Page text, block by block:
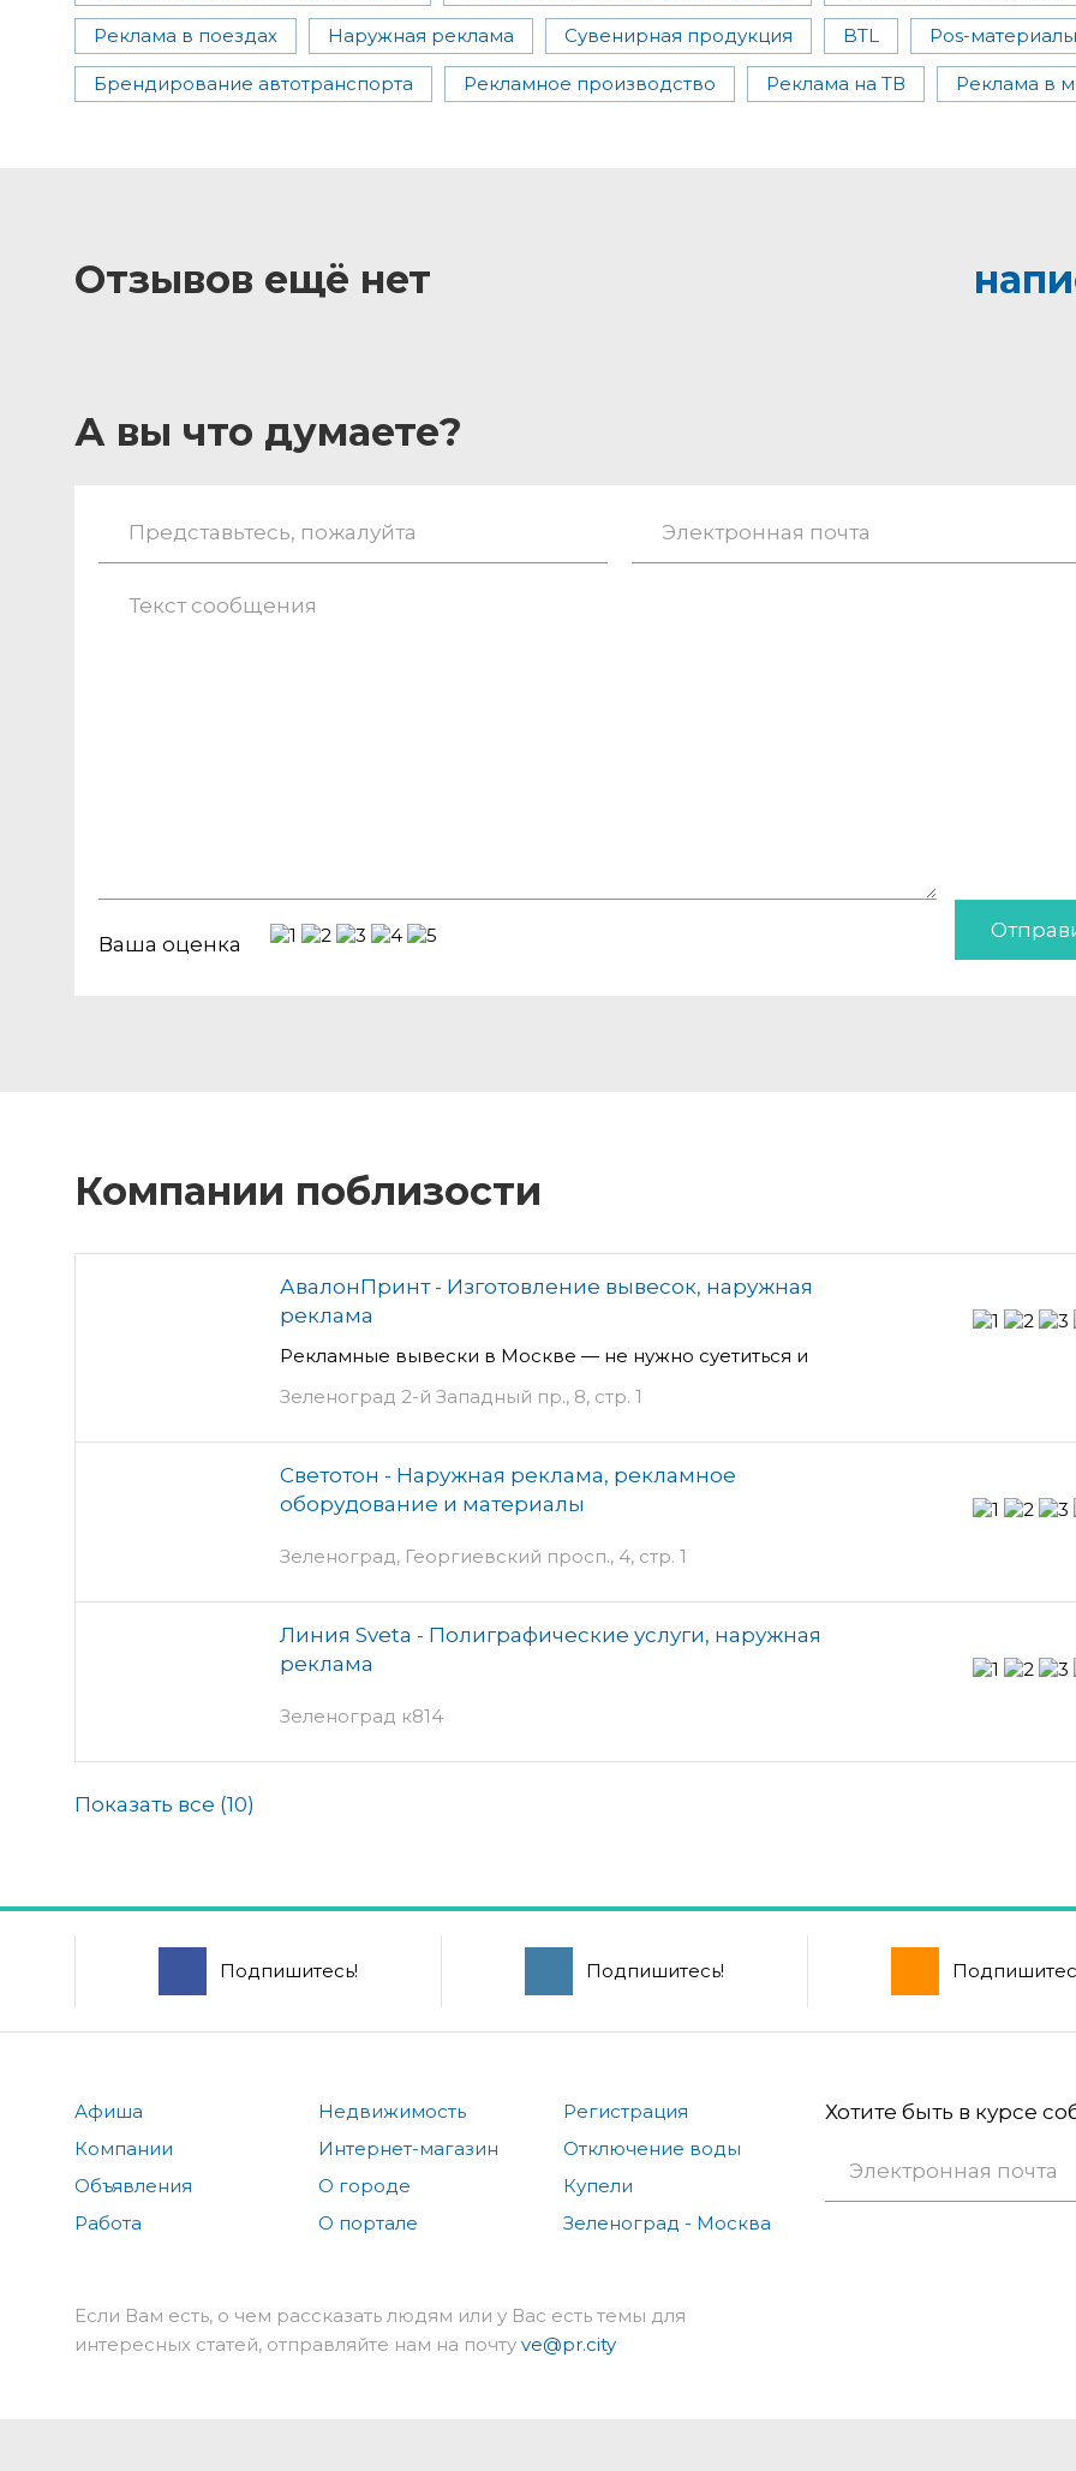
Реклама в поездах Наружная реклама Сувенирная продукция BTL Pos-материалы
Брендирование автотранспорта Рекламное производство Реклама на ТВ Реклама в
Отзывов ещё нет
А вы что думаете?
Ваша оценка
Компании поблизости
АвалонПринт - Изготовление вывесок, наружная
реклама
Рекламные вывески в Москве — не нужно суетиться и
Зеленоград 2-й Западный пр., 8, стр. 1
Светотон - Наружная реклама, рекламное
оборудование и материалы
Зеленоград, Георгиевский просп., 4, стр. 1
Линия Sveta - Полиграфические услуги, наружная
реклама
Зеленоград к814
Показать все (10)
Подпишитесь! Подпишитесь!
Афиша
Компании
Объявления
Работа
Недвижимость
Интернет-магазин
О городе
О портале
Регистрация
Отключение воды
Купели
Зеленоград - Москва
Хотите быть в курсе
Если Вам есть, о чем рассказать людям или у Вас есть темы для
интересных статей, отправляйте нам на почту ve@pr.city